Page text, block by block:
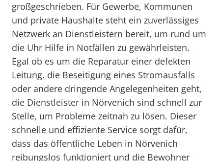
großgeschrieben. Für Gewerbe, Kommunen
und private Haushalte steht ein zuverlässiges
Netzwerk an Dienstleistern bereit, um rund um
die Uhr Hilfe in Notfällen zu gewährleisten.
Egal ob es um die Reparatur einer defekten
Leitung, die Beseitigung eines Stromausfalls
oder andere dringende Angelegenheiten geht,
die Dienstleister in Nörvenich sind schnell zur
Stelle, um Probleme zeitnah zu lösen. Dieser
schnelle und effiziente Service sorgt dafür,
dass das öffentliche Leben in Nörvenich
reibungslos funktioniert und die Bewohner